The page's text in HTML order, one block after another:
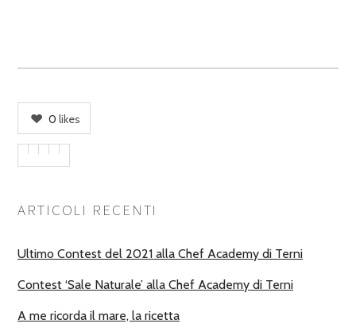
0 likes
ARTICOLI RECENTI
Ultimo Contest del 2021 alla Chef Academy di Terni
Contest ‘Sale Naturale’ alla Chef Academy di Terni
A me ricorda il mare, la ricetta